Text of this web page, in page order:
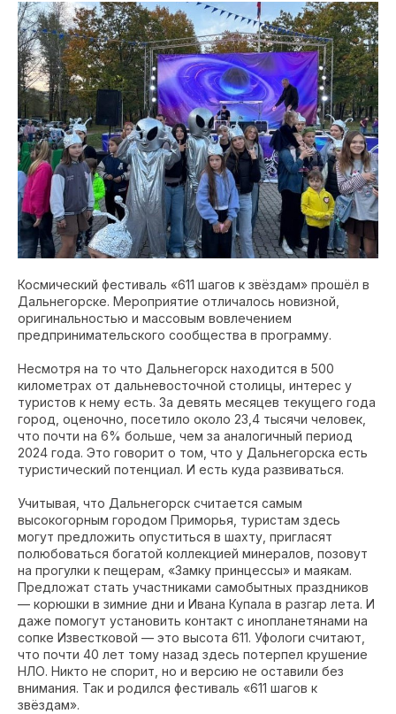
Космический фестиваль «611 шагов к звёздам» прошёл в
Дальнегорске. Мероприятие отличалось новизной,
оригинальностью и массовым вовлечением
предпринимательского сообщества в программу.
Несмотря на то что Дальнегорск находится в 500
километрах от дальневосточной столицы, интерес у
туристов к нему есть. За девять месяцев текущего года
город, оценочно, посетило около 23,4 тысячи человек,
что почти на 6% больше, чем за аналогичный период
2024 года. Это говорит о том, что у Дальнегорска есть
туристический потенциал. И есть куда развиваться.
Учитывая, что Дальнегорск считается самым
высокогорным городом Приморья, туристам здесь
могут предложить опуститься в шахту, пригласят
полюбоваться богатой коллекцией минералов, позовут
на прогулки к пещерам, «Замку принцессы» и маякам.
Предложат стать участниками самобытных праздников
— корюшки в зимние дни и Ивана Купала в разгар лета. И
даже помогут установить контакт с инопланетянами на
сопке Известковой — это высота 611. Уфологи считают,
что почти 40 лет тому назад здесь потерпел крушение
НЛО. Никто не спорит, но и версию не оставили без
внимания. Так и родился фестиваль «611 шагов к
звёздам».